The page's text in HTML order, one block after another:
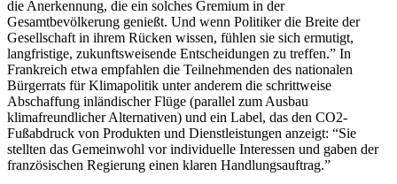
die Anerkennung, die ein solches Gremium in der
Gesamtbevölkerung genießt. Und wenn Politiker die Breite der
Gesellschaft in ihrem Rücken wissen, fühlen sie sich ermutigt,
langfristige, zukunftsweisende Entscheidungen zu treffen.” In
Frankreich etwa empfahlen die Teilnehmenden des nationalen
Bürgerrats für Klimapolitik unter anderem die schrittweise
Abschaffung inländischer Flüge (parallel zum Ausbau
klimafreundlicher Alternativen) und ein Label, das den CO2-
Fußabdruck von Produkten und Dienstleistungen anzeigt: “Sie
stellten das Gemeinwohl vor individuelle Interessen und gaben der
französischen Regierung einen klaren Handlungsauftrag.”